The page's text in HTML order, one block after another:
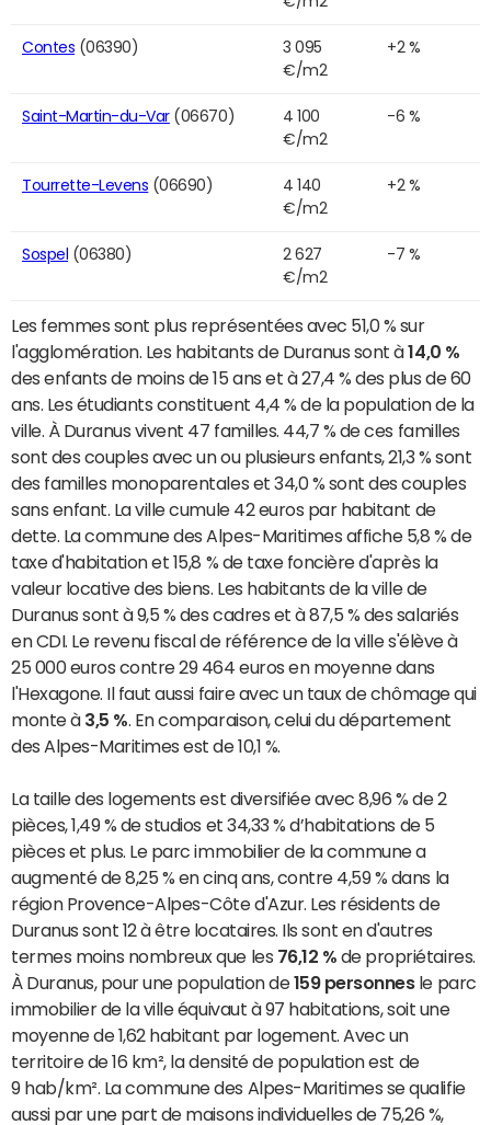
Contes (06390)
3 095
€/m2
+2 %
Saint-Martin-du-Var(06670)
4 100
€/m2
-6 %
Tourrette-Levens (06690)
4 140
€/m2
+2 %
Sospel (06380)
2 627
€/m2
-7 %
Les femmes sont plus représentées avec 51,0 % sur
l'agglomération. Les habitants de Duranus sont à14,0 %
des enfants de moins de 15 ans et à 27,4 % des plus de 60
ans. Les étudiants constituent 4,4 % de la population de la
ville. À Duranus vivent 47 familles. 44,7 % de ces familles
sont des couples avec un ou plusieurs enfants, 21,3 % sont
des familles monoparentales et 34,0 % sont des couples
sans enfant. La ville cumule 42 euros par habitant de
dette. La commune des Alpes-Maritimes affiche 5,8 % de
taxe d'habitation et 15,8 % de taxe foncière d'après la
valeur locative des biens. Les habitants de la ville de
Duranus sont à 9,5 % des cadres et à 87,5 % des salariés
en CDI. Le revenu fiscal de référence de la ville s'élève à
25 000 euros contre 29 464 euros en moyenne dans
l'Hexagone. Il faut aussi faire avec un taux de chômage qui
monte à 3,5 %. En comparaison, celui du département
des Alpes-Maritimes est de 10,1 %.
La taille des logements est diversifiée avec 8,96 % de 2
pièces, 1,49 % de studios et 34,33 % d’habitations de 5
pièces et plus. Le parc immobilier de la commune a
augmenté de 8,25 % en cinq ans, contre 4,59 % dans la
région Provence-Alpes-Côte d'Azur. Les résidents de
Duranus sont 12 à être locataires. Ils sont en d'autres
termes moins nombreux que les 76,12 % de propriétaires.
À Duranus, pour une population de159 personnesle parc
immobilier de la ville équivaut à 97 habitations, soit une
moyenne de 1,62 habitant par logement. Avec un
territoire de 16 km², la densité de population est de
9 hab/km². La commune des Alpes-Maritimes se qualifie
aussi par une part de maisons individuelles de 75,26 %,